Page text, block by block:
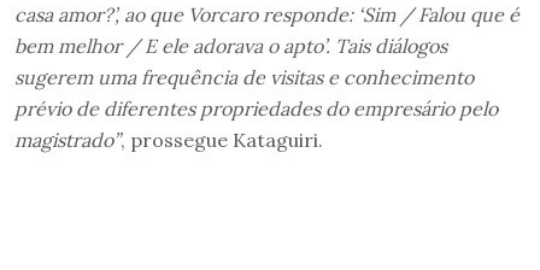
casa amor?’, ao que Vorcaro responde: ‘Sim / Falou que é
bem melhor / E ele adorava o apto’. Tais diálogos
sugerem uma frequência de visitas e conhecimento
prévio de diferentes propriedades do empresário pelo
magistrado”, prossegue Kataguiri.